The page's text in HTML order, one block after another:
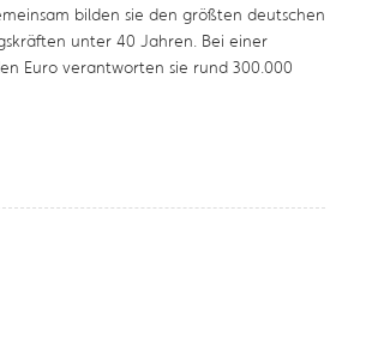
bilden sie den größten deutschen
unter 40 Jahren. Bei einer
Euro verantworten sie rund 300.000